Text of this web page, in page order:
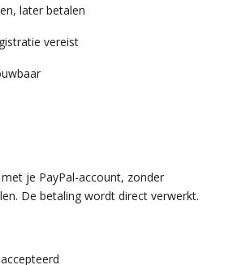
later betalen
vereist
je PayPal-account, zonder
De betaling wordt direct verwerkt.